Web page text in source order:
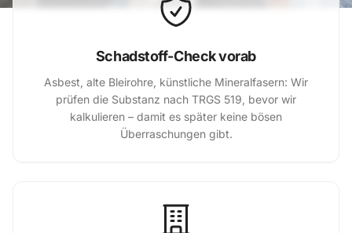
Schadstoff-Check vorab
Asbest, alte Bleirohre, künstliche Mineralfasern: Wir
prüfen die Substanz nach TRGS 519, bevor wir
kalkulieren – damit es später keine bösen
Überraschungen gibt.